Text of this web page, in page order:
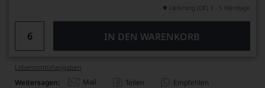
Lieferung (DE) 3 - 5 Werktage
IN DEN WARENKORB
Lebensmittel­angaben
Weitersagen: Mail Teilen Empfehlen